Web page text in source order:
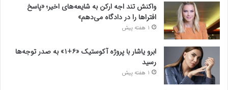
واکنش تند اجه ارکن به شایعه‌های اخیر؛ «پاسخ
افتراها را در دادگاه می‌دهم»
1 هفته پیش
ابرو یاشار با پروژه آکوستیک «۶+۱» به صدر توجه‌ها
رسید
1 هفته پیش